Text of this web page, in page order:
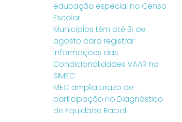
educação especial no Censo
Escolar
Municípios têm até 31 de
agosto para registrar
informações das
Condicionalidades VAAR no
SIMEC
MEC amplia prazo de
participação no Diagnóstico
de Equidade Racial